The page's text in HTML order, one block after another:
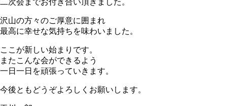
二次会までお付き合い頂きました。
沢山の方々のご厚意に囲まれ
最高に幸せな気持ちを味わいました。
ここが新しい始まりです。
またこんな会ができるよう
一日一日を頑張っていきます。
今後ともどうぞよろしくお願いします。